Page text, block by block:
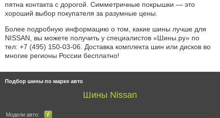
Подбор шины по марке авто
Шины Nissan
Модели авто:
пятна контакта с дорогой. Симметричные покрышки — это
хороший выбор покупателя за разумные цены.
Более подробную информацию о том, какие шины лучше для
NISSAN, вы можете получить у специалистов «Шины.ру» по
тел: +7 (495) 150-03-06.
Доставка комплекта шин или дисков во
многие регионы России бесплатно!